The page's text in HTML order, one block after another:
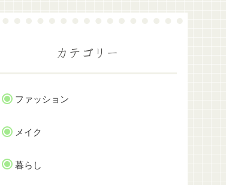
カテゴリー
ファッション
メイク
暮らし